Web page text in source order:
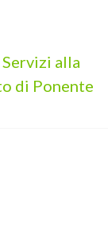
alla
di Ponente